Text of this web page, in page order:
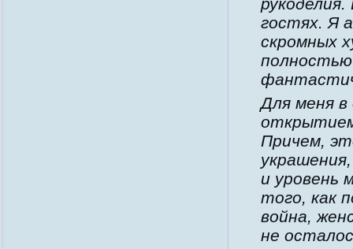
гостях. Я
скромных
Для меня в
Причем,
и уровень
того, как
война,
не